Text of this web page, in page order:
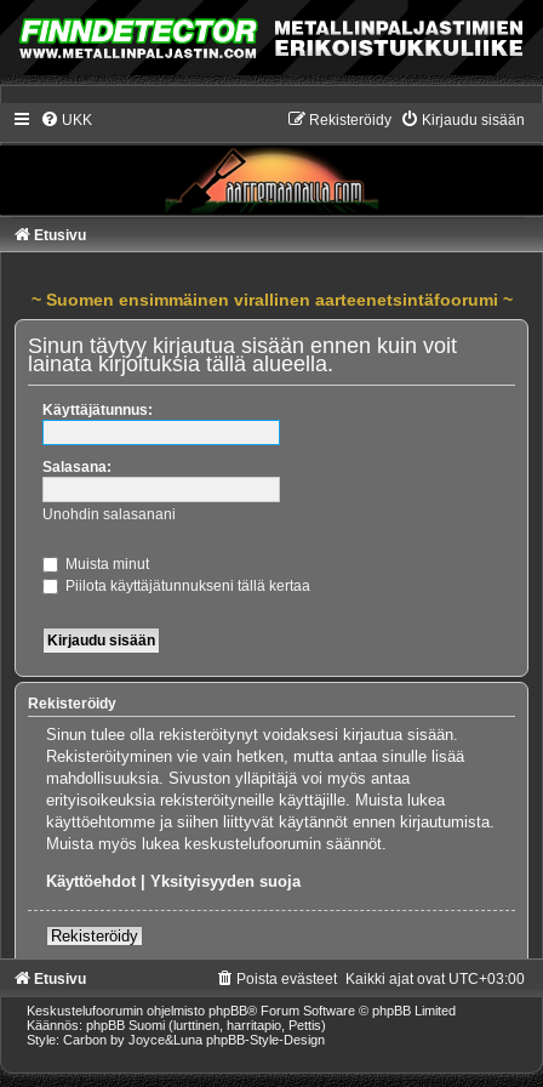
UKK Kirjaudu sisään
Rekisteröidy
Etusivu
~ Suomen ensimmäinen virallinen aarteenetsintäfoorumi ~
Sinun täytyy kirjautua sisään ennen kuin voit
lainata kirjoituksia tällä alueella.
Käyttäjätunnus:
Salasana:
Unohdin salasanani
Muista minut
Piilota käyttäjätunnukseni tällä kertaa
Rekisteröidy
Sinun tulee olla rekisteröitynyt voidaksesi kirjautua sisään.
Rekisteröityminen vie vain hetken, mutta antaa sinulle lisää
mahdollisuuksia. Sivuston ylläpitäjä voi myös antaa
erityisoikeuksia rekisteröityneille käyttäjille. Muista lukea
käyttöehtomme ja siihen liittyvät käytännöt ennen kirjautumista.
Muista myös lukea keskustelufoorumin säännöt.
Käyttöehdot| Yksityisyyden suoja
Rekisteröidy
Etusivu Kaikki ajat ovat UTC+03:00
Poista evästeet
Keskustelufoorumin ohjelmisto phpBB® Forum Software © phpBB Limited
Käännös: phpBB Suomi (lurttinen, harritapio, Pettis)
Style: Carbon by Joyce&Luna phpBB-Style-Design